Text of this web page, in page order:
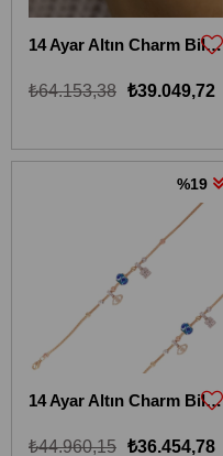
14 Ayar Altın Charm Bileklik 14KBLKİ22
₺39.049,72
₺64.153,38
14 Ayar Altın Charm Bileklik 14KBLKC1045
₺36.454,78
₺44.960,15
%19